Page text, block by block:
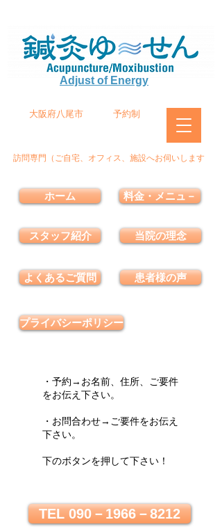
Adjust of Energy
大阪府八尾市 予約制
訪問専門（ご自宅、オフィス、施設へお伺いします
ホーム
スタッフ紹介
よくあるご質問
料金・メニュ－
当院の理念
患者様の声
プライバシーポリシー
・予約→お名前、住所、ご要件
をお伝え下さい。
・お問合わせ→ご要件をお伝え
下さい。
下のボタンを押して下さい！
TEL 090－1966－8212